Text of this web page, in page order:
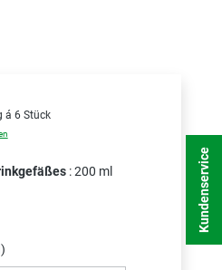
á 6 Stück
: 200 ml
ist zurzeit nicht verfügbar.) Kundenservice